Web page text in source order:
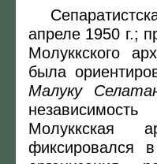
апреле 1950 г.;
Молуккского
была
Малуку
Молуккская
фиксировался